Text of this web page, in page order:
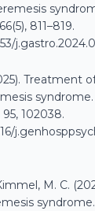
811–819.
Treatment
syndrome.
102038.
M. C.